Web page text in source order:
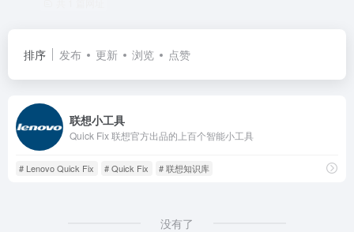
排序 发布 更新 浏览 点赞
联想小工具
Quick Fix 联想官方出品的上百个智能小工具
# Lenovo Quick Fix # Quick Fix # 联想知识库
没有了